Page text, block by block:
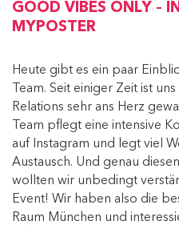
GOOD VIBES ONLY –
MYPOSTER
Heute gibt es ein paar
Team. Seit einiger Zeit ist
Relations sehr ans Herz
Team pflegt eine intensive
auf Instagram und legt viel
Austausch. Und genau
wollten wir unbedingt
Event! Wir haben also die
Raum München und